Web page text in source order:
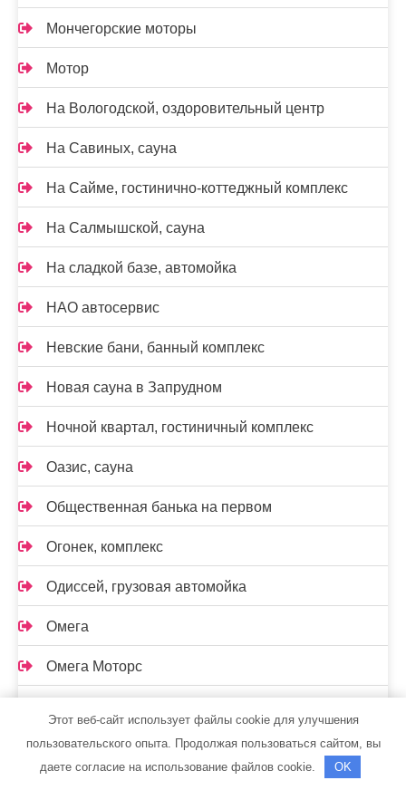
Мончегорские моторы
Мотор
На Вологодской, оздоровительный центр
На Савиных, сауна
На Сайме, гостинично-коттеджный комплекс
На Салмышской, сауна
На сладкой базе, автомойка
НАО автосервис
Невские бани, банный комплекс
Новая сауна в Запрудном
Ночной квартал, гостиничный комплекс
Оазис, сауна
Общественная банька на первом
Огонек, комплекс
Одиссей, грузовая автомойка
Омега
Омега Моторс
Оскар, автомойка и шиномонтажная мастерская
Этот веб-сайт использует файлы cookie для улучшения
пользовательского опыта. Продолжая пользоваться сайтом, вы
даете согласие на использование файлов cookie.
OK